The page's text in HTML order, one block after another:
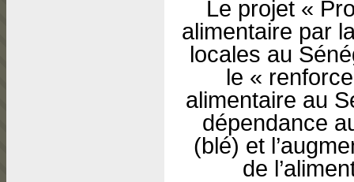
Le projet «
alimentaire par
locales au
le «
alimentaire au
dépendance
(blé) et
de